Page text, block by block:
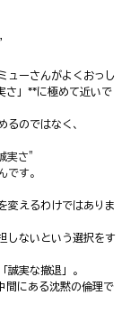
ューさんがよくおっし
さ」**に極めて近いで
るのではなく、
実さ”
です。
変えるわけではありま
しないという選択をす
誠実な撤退」。
にある沈黙の倫理で